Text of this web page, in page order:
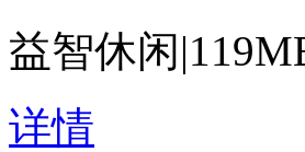
益智休闲|
详情